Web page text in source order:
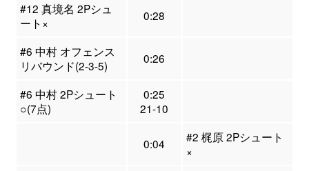
#12 真境名 2Pシュ
ート×
0:28
#6 中村 オフェンス
リバウンド(2-3-5)
0:26
#6 中村 2Pシュート
○(7点)
0:25
21-10
0:04
#2 梶原 2Pシュート
×